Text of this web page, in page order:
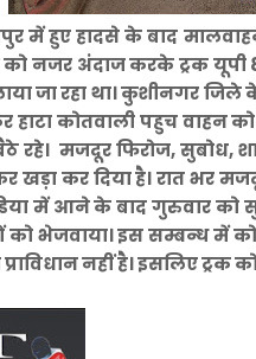
में हुए हादसे के बाद
नजर अंदाज करके ट्रक यूपी 85
जा रहा था। कुशीनगर
हाटा कोतवाली पहुच वाहन
मजदूर फिरोज, सुबोध,
खड़ा कर दिया है। रात भर
में आने के बाद गुरुवार
भेजवाया। इस सम्बन्ध में
नहीं है। इसलिए ट्रक